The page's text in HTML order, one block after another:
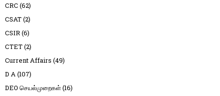
CRC (62)
CSAT(2)
CSIR(6)
CTET(2)
Current Affairs (49)
D A(107)
DEO செயல்முறைகள்(16)